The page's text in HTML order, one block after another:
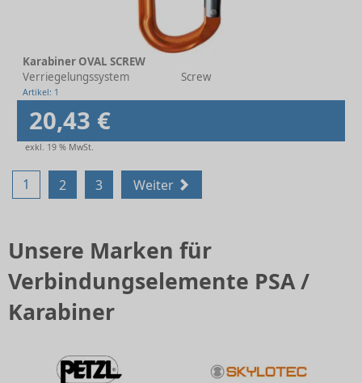
Karabiner OVAL SCREW
Verriegelungssystem
Screw
Artikel: 1
20,43 €
exkl. 19 % MwSt.
1 2 3 Weiter
Unsere Marken für
Verbindungselemente PSA /
Karabiner